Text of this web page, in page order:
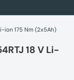
ion 175 Nm (2x5Ah)
18 V Li-